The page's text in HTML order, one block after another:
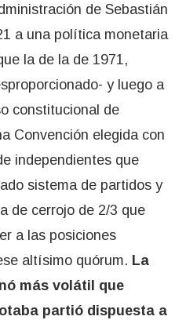
de Sebastián
a una política monetaria
la de la de 1971,
y luego a
constitucional de
Convención elegida con
independientes que
sistema de partidos y
de cerrojo de 2/3 que
a las posiciones
altísimo quórum. La
más volátil que
partió dispuesta a